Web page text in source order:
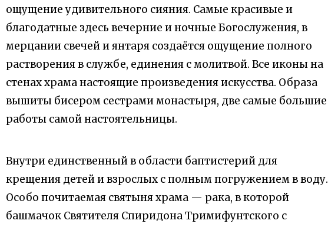
ощущение удивительного сияния. Самые красивые и
благодатные здесь вечерние и ночные Богослужения, в
мерцании свечей и янтаря создаётся ощущение полного
растворения в службе, единения с молитвой. Все иконы на
стенах храма настоящие произведения искусства. Образа
вышиты бисером сестрами монастыря, две самые большие
работы самой настоятельницы.
Внутри единственный в области баптистерий для
крещения детей и взрослых с полным погружением в воду.
Особо почитаемая святыня храма — рака, в которой
башмачок Святителя Спиридона Тримифунтского с